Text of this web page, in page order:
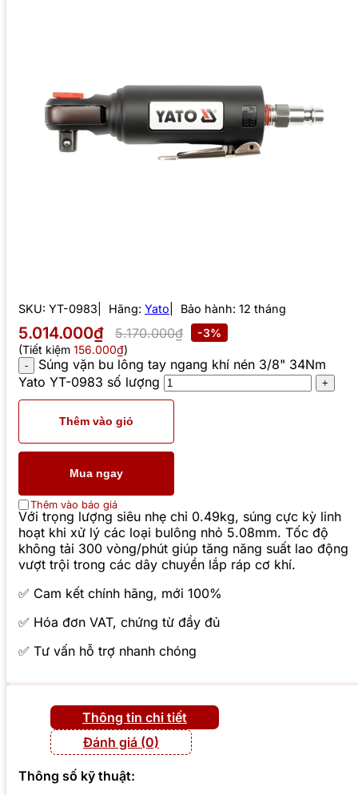
SKU: YT-0983 Hãng: Yato Bảo hành: 12 tháng
5.014.000₫ 5.170.000₫
-3%
(Tiết kiệm 156.000₫)
Súng vặn bu lông tay ngang khí nén 3/8" 34Nm
Yato YT-0983 số lượng
Thêm vào giỏ
Mua ngay
Thêm vào báo giá
Với trọng lượng siêu nhẹ chỉ 0.49kg, súng cực kỳ linh
hoạt khi xử lý các loại bulông nhỏ 5.08mm. Tốc độ
không tải 300 vòng/phút giúp tăng năng suất lao động
vượt trội trong các dây chuyền lắp ráp cơ khí.
✅ Cam kết chính hãng, mới 100%
✅ Hóa đơn VAT, chứng từ đầy đủ
✅ Tư vấn hỗ trợ nhanh chóng
Thông tin chi tiết
Đánh giá (0)
Thông số kỹ thuật: